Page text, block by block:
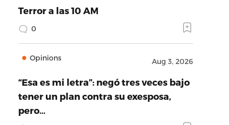
Terror a las 10 AM
0
Opinions Aug 3, 2026
“Esa es mi letra”: negó tres veces bajo
tener un plan contra su exesposa,
pero…